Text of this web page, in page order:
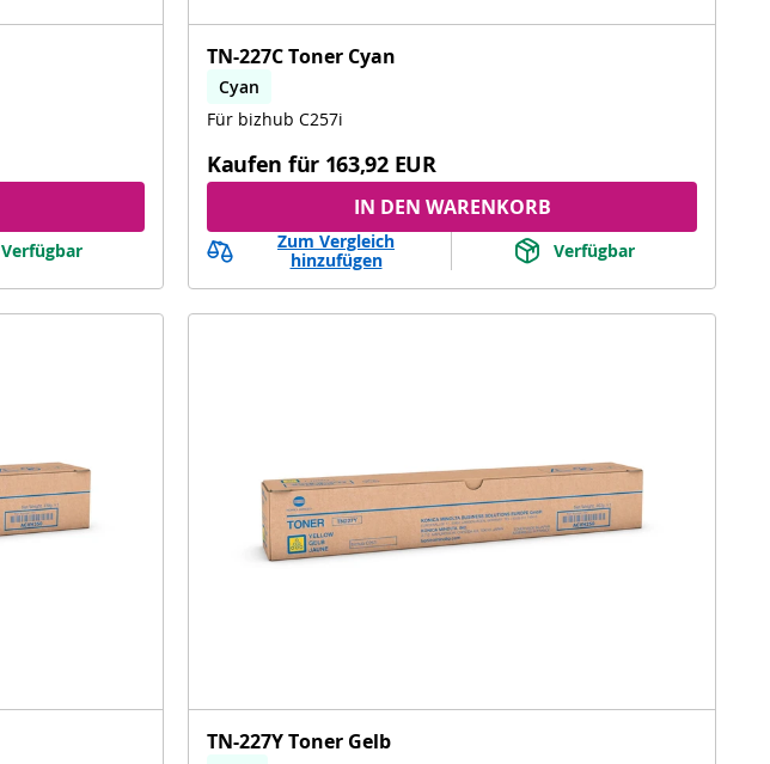
Verfügbar
TN-227C Toner Cyan
Cyan
Für bizhub C257i
Kaufen für 163,92 EUR
IN DEN WARENKORB
Zum Vergleich
hinzufügen
Verfügbar
TN-227Y Toner Gelb